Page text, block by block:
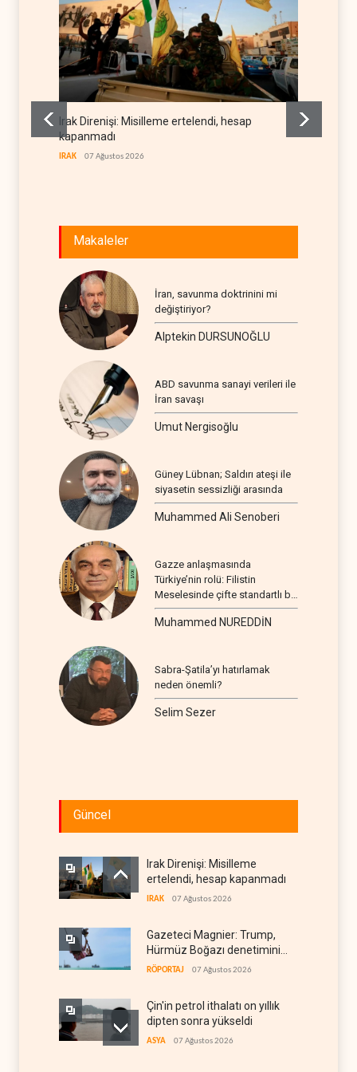
Irak Direnişi: Misilleme ertelendi, hesap
kapanmadı
IRAK 07 Ağustos 2026
Makaleler
İran, savunma doktrinini mi
değiştiriyor?
Alptekin DURSUNOĞLU
ABD savunma sanayi verileri ile
İran savaşı
Umut Nergisoğlu
Güney Lübnan; Saldırı ateşi ile
siyasetin sessizliği arasında
Muhammed Ali Senoberi
Gazze anlaşmasında
Türkiye’nin rolü: Filistin
Meselesinde çifte standartlı bir
seyir
Muhammed NUREDDİN
Sabra-Şatila’yı hatırlamak
neden önemli?
Selim Sezer
Güncel
Irak Direnişi: Misilleme
ertelendi, hesap kapanmadı
IRAK 07 Ağustos 2026
Gazeteci Magnier: Trump,
Hürmüz Boğazı denetimini
doğrudan İran ve Umman'a
RÖPORTAJ 07 Ağustos 2026
Çin'in petrol ithalatı on yıllık
dipten sonra yükseldi
ASYA 07 Ağustos 2026